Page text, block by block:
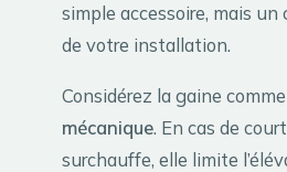
simple accessoire, mais
de votre installation.
Considérez la gaine
mécanique. En cas de
surchauffe, elle limite